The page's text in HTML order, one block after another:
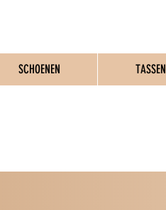
SCHOENEN TASSEN